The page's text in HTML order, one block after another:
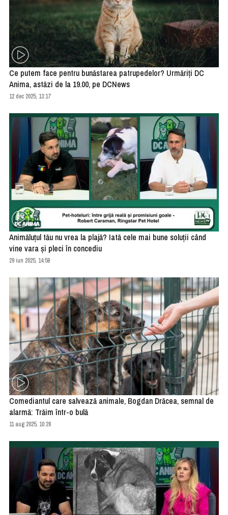
Ce putem face pentru bunăstarea patrupedelor? Urmăriți DC
Anima, astăzi de la 19.00, pe DCNews
12 dec 2025, 13:17
Animăluțul tău nu vrea la plajă? Iată cele mai bune soluții când
vine vara și pleci în concediu
29 iun 2025, 14:59
Comediantul care salvează animale, Bogdan Drăcea, semnal de
alarmă: Trăim într-o bulă
11 aug 2025, 10:28